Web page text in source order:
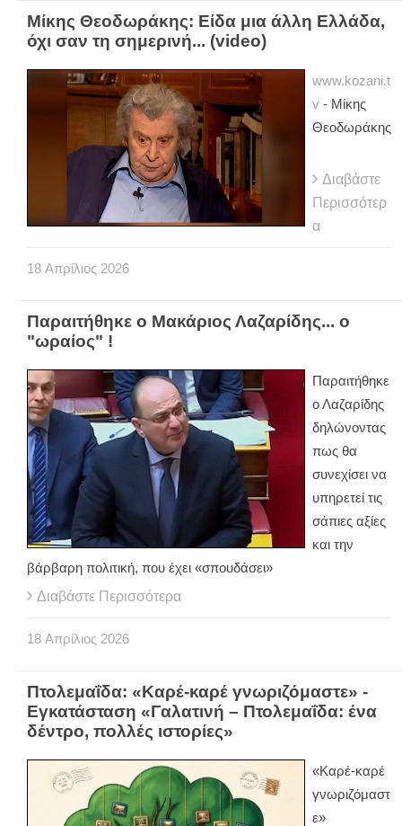
Μίκης Θεοδωράκης: Είδα μια άλλη Ελλάδα,
όχι σαν τη σημερινή... (video)
www.kozani.t
v - Μίκης
Θεοδωράκης
Διαβάστε
Περισσότερ
α
18 Απρίλιος 2026
Παραιτήθηκε ο Μακάριος Λαζαρίδης... ο
"ωραίος" !
Παραιτήθηκε
ο Λαζαρίδης
δηλώνοντας
πως θα
συνεχίσει να
υπηρετεί τις
σάπιες αξίες
και την
βάρβαρη πολιτική, που έχει «σπουδάσει»
Διαβάστε Περισσότερα
18 Απρίλιος 2026
Πτολεμαΐδα: «Καρέ-καρέ γνωριζόμαστε» -
Εγκατάσταση «Γαλατινή – Πτολεμαΐδα: ένα
δέντρο, πολλές ιστορίες»
«Καρέ-καρέ
γνωριζόμαστ
ε»